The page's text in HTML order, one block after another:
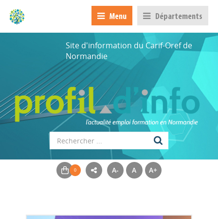
Menu Départements
Site d'information du Carif-Oref de
Normandie
A- A A+